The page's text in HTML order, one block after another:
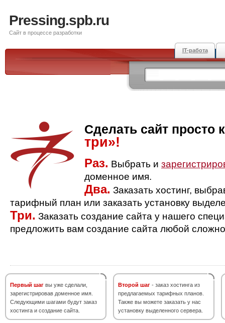
Pressing.spb.ru
Сайт в процессе разработки
IT-работа
Сделать сайт просто
три»!
Раз. Выбрать и
доменное имя.
Два. Заказать хостинг,
тарифный план или заказать установку
Три. Заказать создание сайта у нашего
предложить вам создание сайта любой
Первый шаг вы уже сделали,
зарегистрировав доменное имя.
Следующими шагами будут заказ
хостинга и создание сайта.
Второй шаг - заказ хостинга из
предлагаемых тарифных планов.
Также вы можете заказать у нас
установку выделенного сервера.